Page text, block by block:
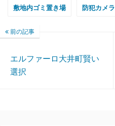
敷地内ゴミ置き場 防犯カメラ
前の記事
エルファーロ大井町賢い
選択